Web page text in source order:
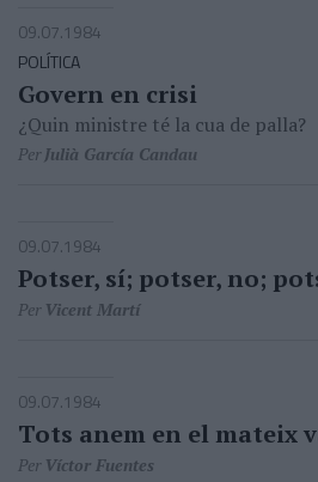
09.07.1984
POLÍTICA
Govern en crisi
¿Quin ministre té la cua de palla?
PerJulià García Candau
09.07.1984
Potser, sí; potser, no;
Per Vicent Martí
09.07.1984
Tots anem en el mateix
Per Víctor Fuentes